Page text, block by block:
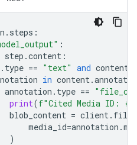
. steps :
:
step .content :
. type == "text" and content
in content.
annotation . type ==
print(f"Cited Media ID: {
blob_content = client.
media_id=annotation .
)